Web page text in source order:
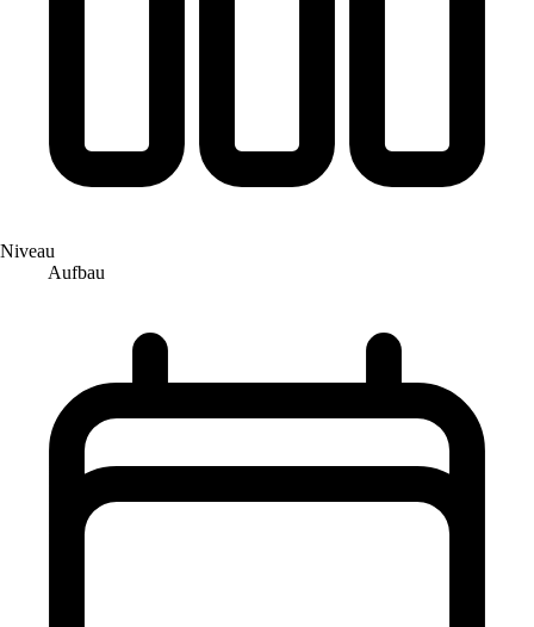
Niveau
Aufbau